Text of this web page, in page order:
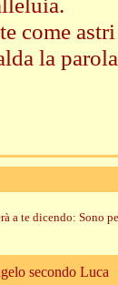
come
la
a te dicendo: Sono
secondo Luca